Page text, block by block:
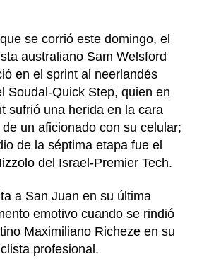
se corrió este domingo, el
australiano Sam Welsford
en el sprint al neerlandés
Soudal-Quick Step, quien en
sufrió una herida en la cara
un aficionado con su celular;
de la séptima etapa fue el
del Israel-Premier Tech.
a San Juan en su última
emotivo cuando se rindió
Maximiliano Richeze en su
profesional.